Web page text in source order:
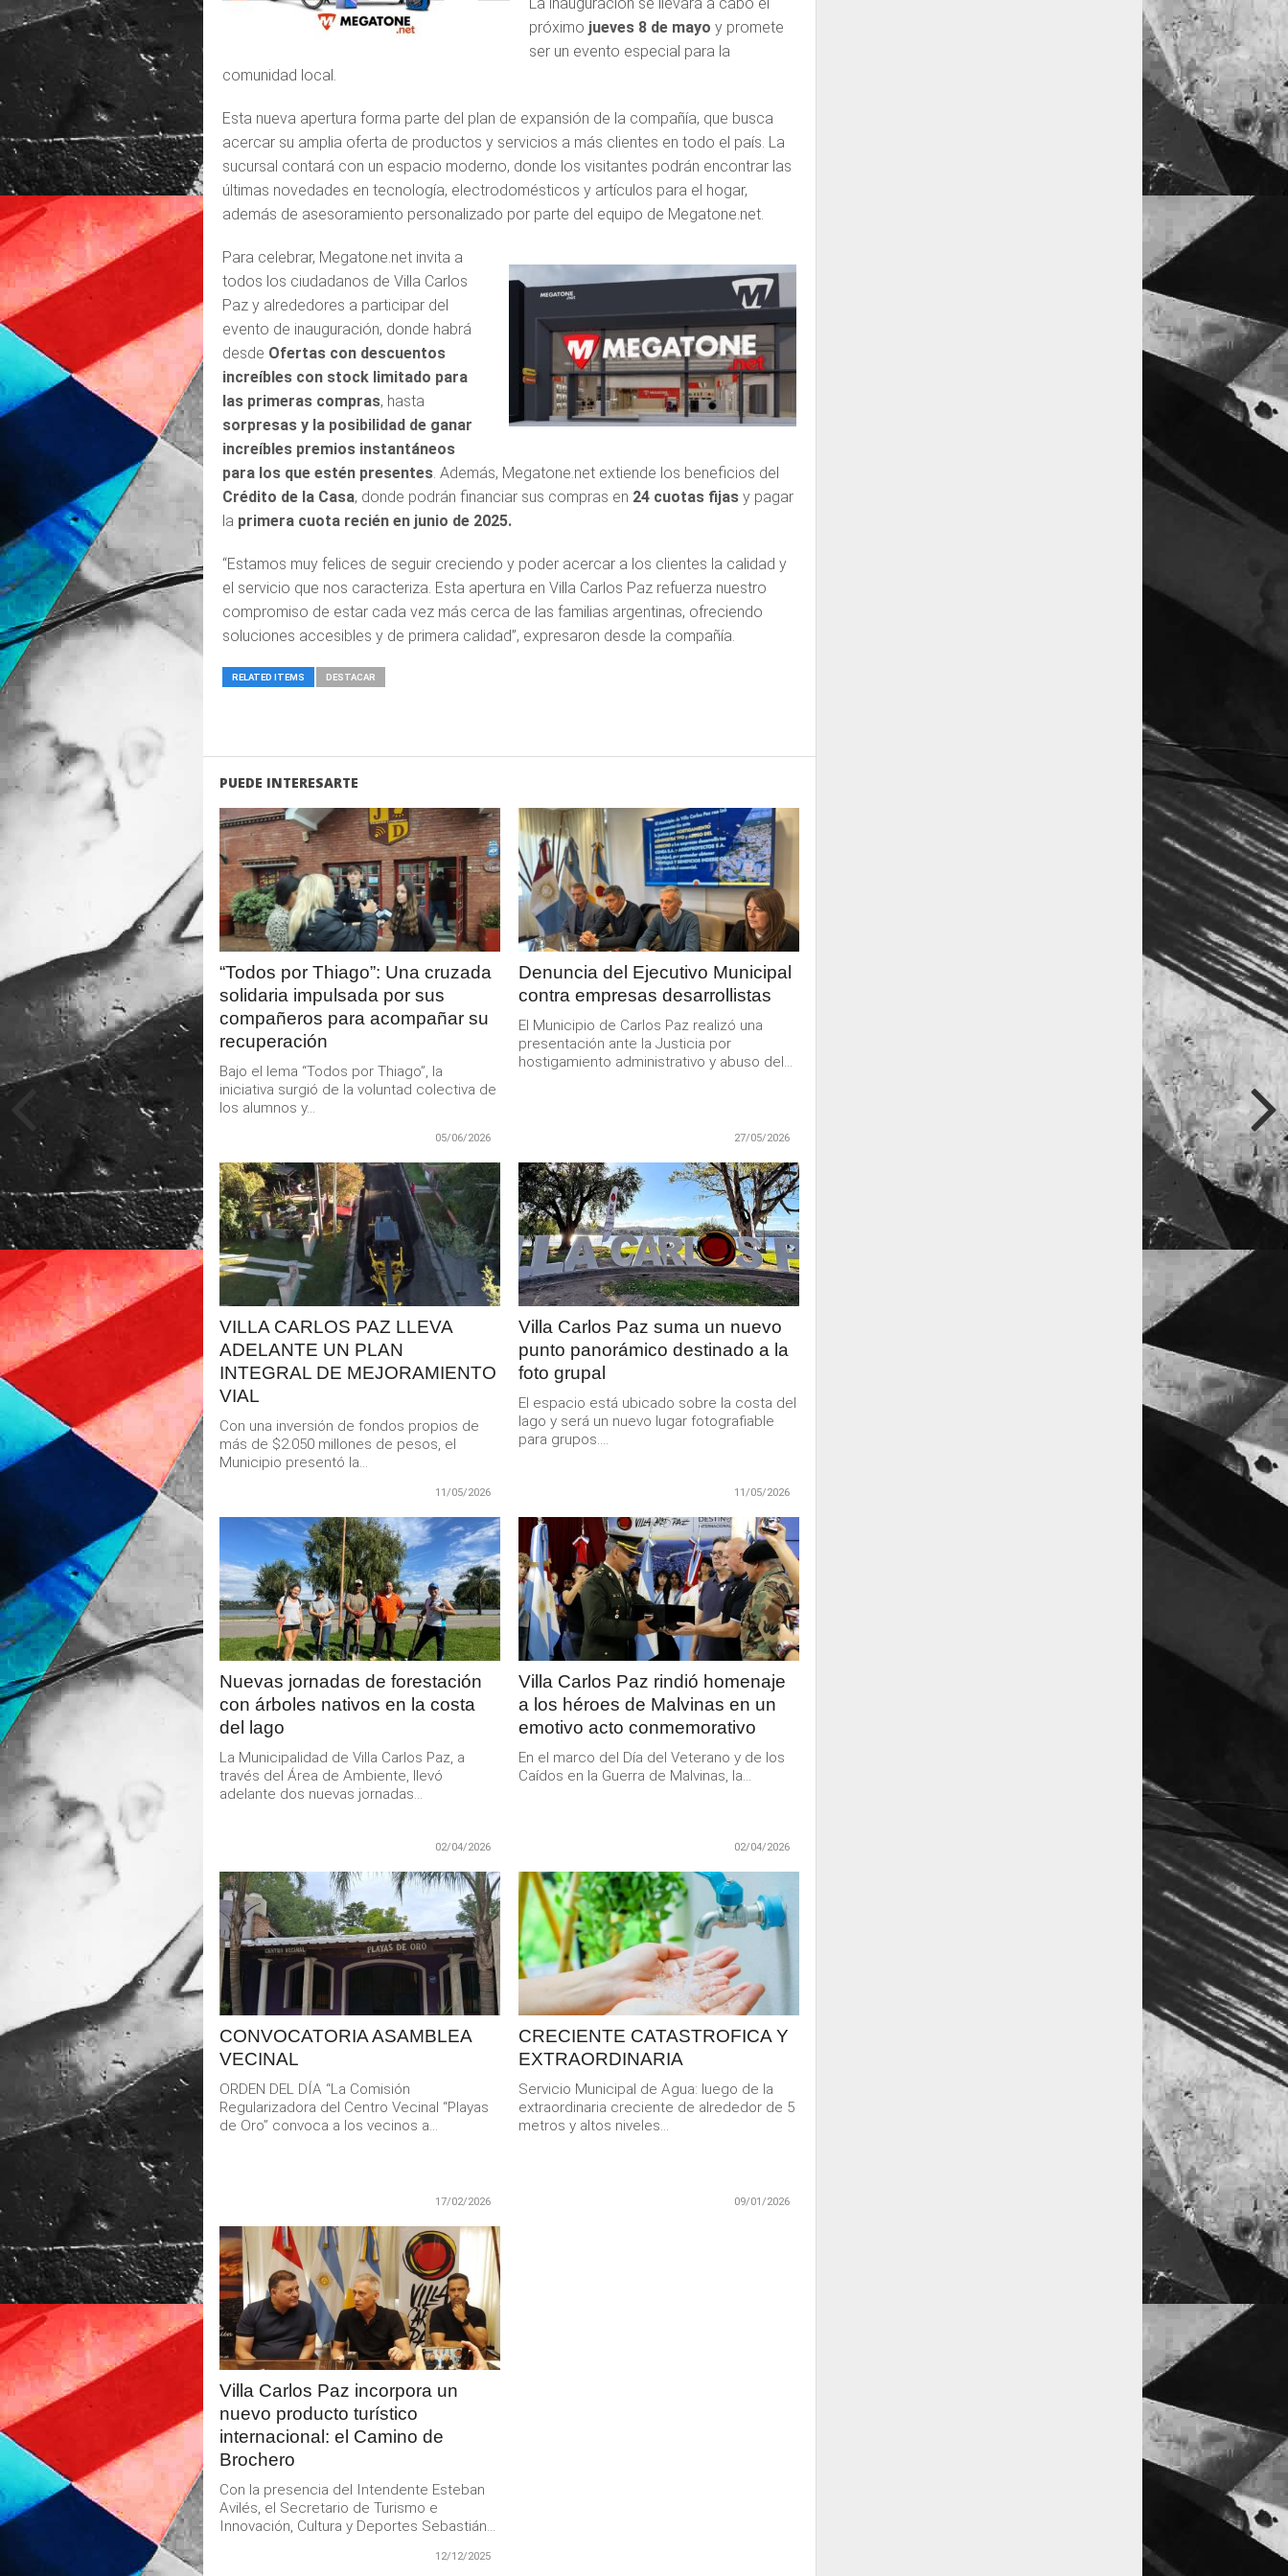
La inauguración se llevará a cabo el
próximo jueves 8 de mayo y promete
ser un evento especial para la
comunidad local.
Esta nueva apertura forma parte del plan de expansión de la compañía, que busca
acercar su amplia oferta de productos y servicios a más clientes en todo el país. La
sucursal contará con un espacio moderno, donde los visitantes podrán encontrar las
últimas novedades en tecnología, electrodomésticos y artículos para el hogar,
además de asesoramiento personalizado por parte del equipo de Megatone.net.
Para celebrar, Megatone.net invita a
todos los ciudadanos de Villa Carlos
Paz y alrededores a participar del
evento de inauguración, donde habrá
desde Ofertas con descuentos
increíbles con stock limitado para
las primeras compras, hasta
sorpresas y la posibilidad de ganar
increíbles premios instantáneos
para los que estén presentes. Además, Megatone.net extiende los beneficios del
Crédito de la Casa, donde podrán financiar sus compras en 24 cuotas fijas y pagar
la primera cuota recién en junio de 2025.
“Estamos muy felices de seguir creciendo y poder acercar a los clientes la calidad y
el servicio que nos caracteriza. Esta apertura en Villa Carlos Paz refuerza nuestro
compromiso de estar cada vez más cerca de las familias argentinas, ofreciendo
soluciones accesibles y de primera calidad”, expresaron desde la compañía.
RELATED ITEMS DESTACAR
PUEDE INTERESARTE
LEER
MAS
“Todos por Thiago”: Una cruzada
solidaria impulsada por sus
compañeros para acompañar su
recuperación
Bajo el lema “Todos por Thiago”, la
iniciativa surgió de la voluntad colectiva de
los alumnos y...
05/06/2026
LEER
MAS
Denuncia del Ejecutivo Municipal
contra empresas desarrollistas
El Municipio de Carlos Paz realizó una
presentación ante la Justicia por
hostigamiento administrativo y abuso del...
27/05/2026
LEER
MAS
VILLA CARLOS PAZ LLEVA
ADELANTE UN PLAN
INTEGRAL DE MEJORAMIENTO
VIAL
Con una inversión de fondos propios de
más de $2.050 millones de pesos, el
Municipio presentó la...
11/05/2026
LEER
MAS
Villa Carlos Paz suma un nuevo
punto panorámico destinado a la
foto grupal
El espacio está ubicado sobre la costa del
lago y será un nuevo lugar fotografiable
para grupos....
11/05/2026
LEER
MAS
Nuevas jornadas de forestación
con árboles nativos en la costa
del lago
La Municipalidad de Villa Carlos Paz, a
través del Área de Ambiente, llevó
adelante dos nuevas jornadas...
02/04/2026
LEER
MAS
Villa Carlos Paz rindió homenaje
a los héroes de Malvinas en un
emotivo acto conmemorativo
En el marco del Día del Veterano y de los
Caídos en la Guerra de Malvinas, la...
02/04/2026
LEER
MAS
CONVOCATORIA ASAMBLEA
VECINAL
ORDEN DEL DÍA “La Comisión
Regularizadora del Centro Vecinal “Playas
de Oro” convoca a los vecinos a...
17/02/2026
LEER
MAS
CRECIENTE CATASTROFICA Y
EXTRAORDINARIA
Servicio Municipal de Agua: luego de la
extraordinaria creciente de alrededor de 5
metros y altos niveles...
09/01/2026
LEER
MAS
Villa Carlos Paz incorpora un
nuevo producto turístico
internacional: el Camino de
Brochero
Con la presencia del Intendente Esteban
Avilés, el Secretario de Turismo e
Innovación, Cultura y Deportes Sebastián...
12/12/2025